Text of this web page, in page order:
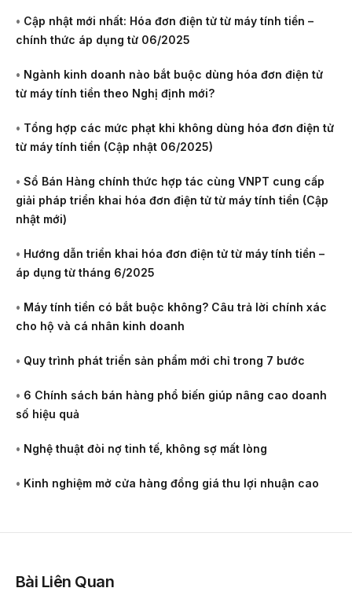
• Cập nhật mới nhất: Hóa đơn điện tử từ máy tính tiền –
chính thức áp dụng từ 06/2025
• Ngành kinh doanh nào bắt buộc dùng hóa đơn điện tử
từ máy tính tiền theo Nghị định mới?
• Tổng hợp các mức phạt khi không dùng hóa đơn điện tử
từ máy tính tiền (Cập nhật 06/2025)
• Sổ Bán Hàng chính thức hợp tác cùng VNPT cung cấp
giải pháp triển khai hóa đơn điện tử từ máy tính tiền (Cập
nhật mới)
• Hướng dẫn triển khai hóa đơn điện tử từ máy tính tiền –
áp dụng từ tháng 6/2025
• Máy tính tiền có bắt buộc không? Câu trả lời chính xác
cho hộ và cá nhân kinh doanh
• Quy trình phát triển sản phẩm mới chỉ trong 7 bước
• 6 Chính sách bán hàng phổ biến giúp nâng cao doanh
số hiệu quả
• Nghệ thuật đòi nợ tinh tế, không sợ mất lòng
• Kinh nghiệm mở cửa hàng đồng giá thu lợi nhuận cao
Bài Liên Quan